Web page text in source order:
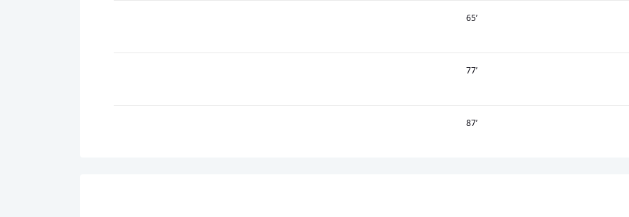
65’
77’
87’